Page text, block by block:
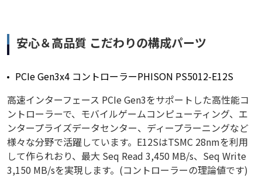
安心＆高品質 こだわりの構成パーツ
PCIe Gen3x4 コントローラーPHISON PS5012-E12S
高速インターフェース PCIe Gen3をサポートした高性能コ
ントローラーで、モバイルゲームコンピューティング、エ
ンタープライズデータセンター、ディープラーニングなど
様々な分野で活躍しています。E12SはTSMC 28nmを利用
して作られおり、最大 Seq Read 3,450 MB/s、Seq Write
3,150 MB/sを実現します。(コントローラーの理論値です)